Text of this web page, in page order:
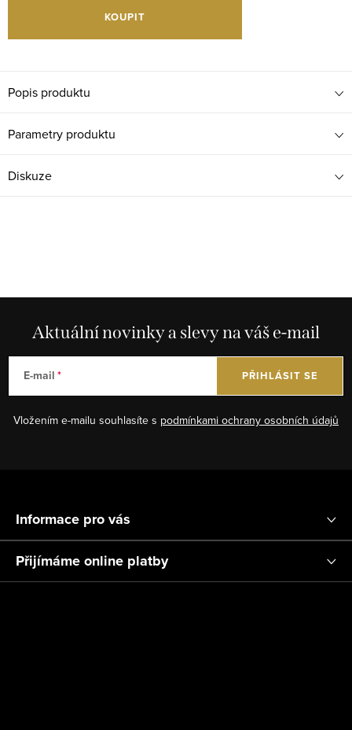
KOUPIT
Popis produktu
Parametry produktu
Diskuze
Aktuální novinky a slevy na váš e-mail
E-mail
Vložením e-mailu souhlasíte s podmínkami ochrany osobních údajů
PŘIHLÁSIT SE
p
t
Informace pro vás
Přijímáme online platby